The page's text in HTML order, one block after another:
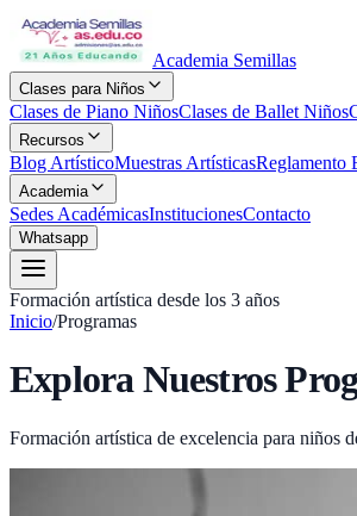
Academia Semillas
Clases para Niños
Clases de Piano NiñosClases de Ballet Niños
Recursos
Blog ArtísticoMuestras ArtísticasReglamento
Academia
Sedes AcadémicasInstitucionesContacto
Whatsapp
Formación artística desde los 3 años
Inicio/Programas
Explora Nuestros
Formación artística de excelencia para niños